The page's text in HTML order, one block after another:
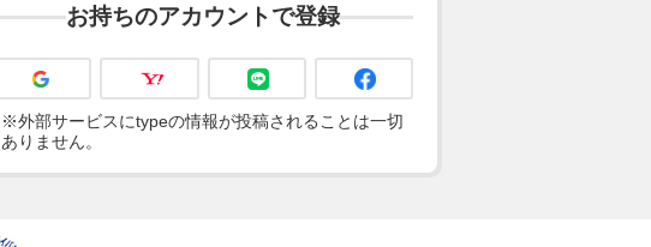
お持ちのアカウントで登録
※外部サービスにtypeの情報が投稿されることは一切
ありません。